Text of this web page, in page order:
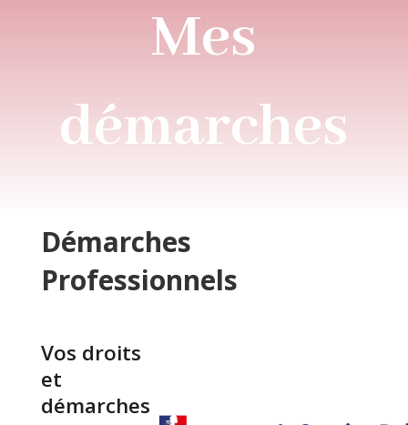
Mes
démarches
Démarches
Professionnels
Vos droits
et
démarches